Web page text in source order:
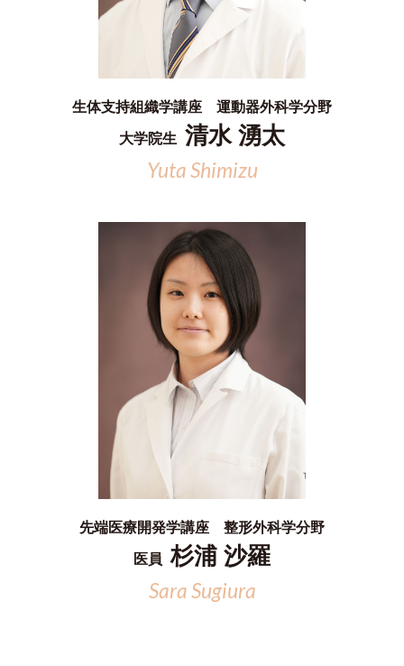
生体支持組織学講座 運動器外科学分野
大学院生 清水 湧太
Yuta Shimizu
先端医療開発学講座 整形外科学分野
医員 杉浦 沙羅
Sara Sugiura